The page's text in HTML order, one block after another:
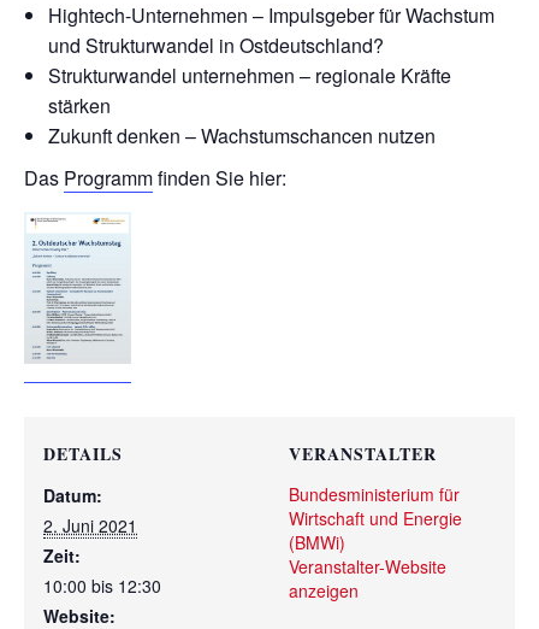
Hightech-Unternehmen – Impulsgeber für Wachstum
und Strukturwandel in Ostdeutschland?
Strukturwandel unternehmen – regionale Kräfte
stärken
Zukunft denken – Wachstumschancen nutzen
Das Programmfinden Sie hier:
DETAILS
Datum:
2. Juni 2021
Zeit:
10:00 bis 12:30
Website:
VERANSTALTER
Bundesministerium für
Wirtschaft und Energie
(BMWi)
Veranstalter-Website
anzeigen